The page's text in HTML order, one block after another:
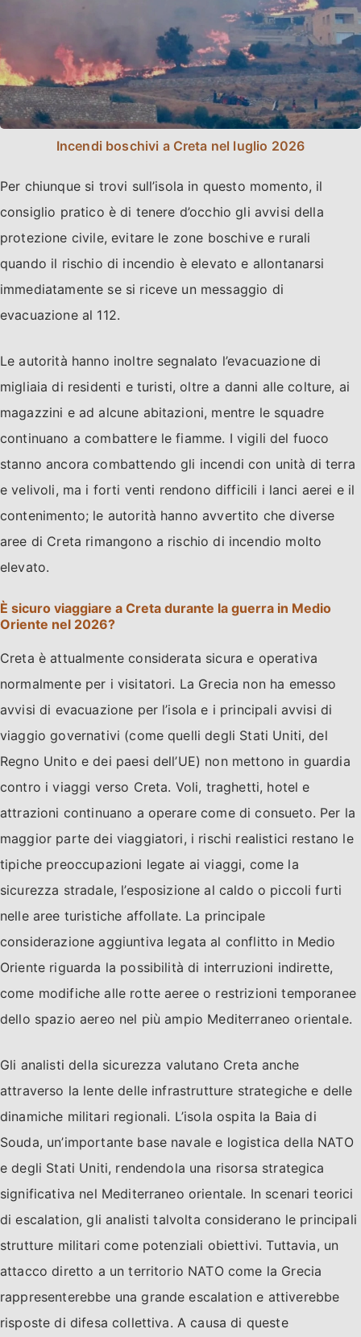
Incendi boschivi a Creta nel luglio 2026
Per chiunque si trovi sull’isola in questo momento, il
consiglio pratico è di tenere d’occhio gli avvisi della
protezione civile, evitare le zone boschive e rurali
quando il rischio di incendio è elevato e allontanarsi
immediatamente se si riceve un messaggio di
evacuazione al 112.
Le autorità hanno inoltre segnalato l’evacuazione di
migliaia di residenti e turisti, oltre a danni alle colture, ai
magazzini e ad alcune abitazioni, mentre le squadre
continuano a combattere le fiamme. I vigili del fuoco
stanno ancora combattendo gli incendi con unità di terra
e velivoli, ma i forti venti rendono difficili i lanci aerei e il
contenimento; le autorità hanno avvertito che diverse
aree di Creta rimangono a rischio di incendio molto
elevato.
È sicuro viaggiare a Creta durante la guerra in Medio
Oriente nel 2026?
Creta è attualmente considerata sicura e operativa
normalmente per i visitatori. La Grecia non ha emesso
avvisi di evacuazione per l’isola e i principali avvisi di
viaggio governativi (come quelli degli Stati Uniti, del
Regno Unito e dei paesi dell’UE) non mettono in guardia
contro i viaggi verso Creta. Voli, traghetti, hotel e
attrazioni continuano a operare come di consueto. Per la
maggior parte dei viaggiatori, i rischi realistici restano le
tipiche preoccupazioni legate ai viaggi, come la
sicurezza stradale, l’esposizione al caldo o piccoli furti
nelle aree turistiche affollate. La principale
considerazione aggiuntiva legata al conflitto in Medio
Oriente riguarda la possibilità di interruzioni indirette,
come modifiche alle rotte aeree o restrizioni temporanee
dello spazio aereo nel più ampio Mediterraneo orientale.
Gli analisti della sicurezza valutano Creta anche
attraverso la lente delle infrastrutture strategiche e delle
dinamiche militari regionali. L’isola ospita la Baia di
Souda, un’importante base navale e logistica della NATO
e degli Stati Uniti, rendendola una risorsa strategica
significativa nel Mediterraneo orientale. In scenari teorici
di escalation, gli analisti talvolta considerano le principali
strutture militari come potenziali obiettivi. Tuttavia, un
attacco diretto a un territorio NATO come la Grecia
rappresenterebbe una grande escalation e attiverebbe
risposte di difesa collettiva. A causa di queste